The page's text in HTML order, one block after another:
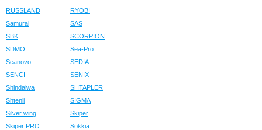
RUSSLAND
RYOBI
Samurai
SAS
SBK
SCORPION
SDMO
Sea-Pro
Seanovo
SEDIA
SENCI
SENIX
Shindaiwa
SHTAPLER
Shtenli
SIGMA
Silver wing
Skiper
Skiper PRO
Sokkia